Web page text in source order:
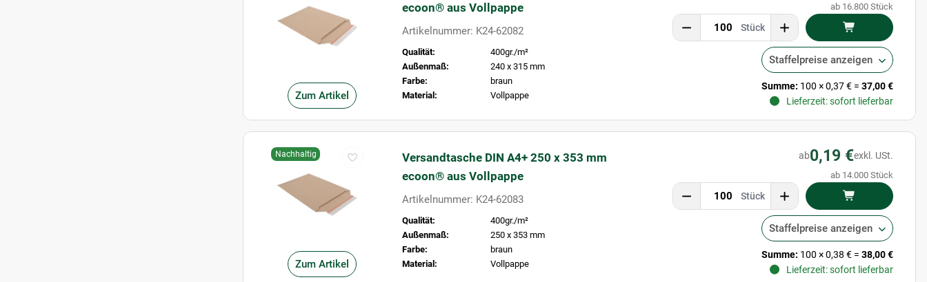
Zum Artikel
ecoon® aus Vollpappe
Artikelnummer: K24-62082
Qualität:
400gr./m²
Außenmaß:
240 x 315 mm
Farbe:
braun
Material:
Vollpappe
ab 16.800 Stück
Stück
Staffelpreise anzeigen
Summe: 100 ×0,37 € = 37,00 €
Lieferzeit: sofort lieferbar
Zum Artikel
Nachhaltig
Versandtasche DIN A4+ 250 x 353 mm
ecoon® aus Vollpappe
Artikelnummer: K24-62083
Qualität:
400gr./m²
Außenmaß:
250 x 353 mm
Farbe:
braun
Material:
Vollpappe
ab0,19 €exkl. USt.
ab 14.000 Stück
Stück
Staffelpreise anzeigen
Summe: 100 ×0,38 € = 38,00 €
Lieferzeit: sofort lieferbar